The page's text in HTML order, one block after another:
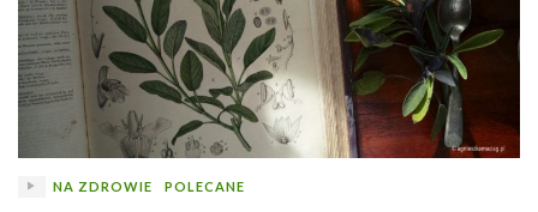
NA ZDROWIE POLECANE